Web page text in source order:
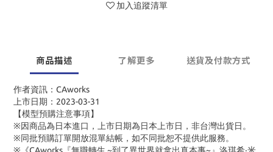
加入追蹤清單
商品描述 了解更多 送貨及付款方式
作者資訊：CAworks
上市日期：2023-03-31
【模型預購注意事項】
※因商品為日本進口，上市日期為日本上市日，非台灣出貨日。
※同批預購訂單開放混單結帳，如不同批恕不提供此服務。